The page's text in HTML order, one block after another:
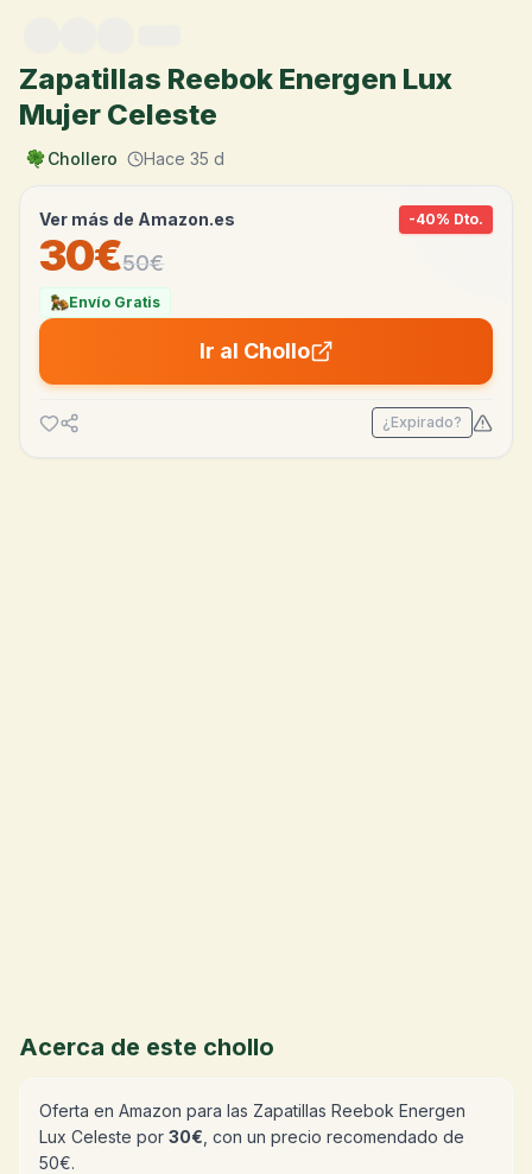
Zapatillas Reebok Energen Lux
Mujer Celeste
Chollero Hace 35 d
Ver más de Amazon.es -40% Dto.
30€50€
Envío Gratis
Ir al Chollo
¿Expirado?
Acerca de este chollo
Oferta en Amazon para las Zapatillas Reebok Energen
Lux Celeste por 30€ , con un precio recomendado de
50€.